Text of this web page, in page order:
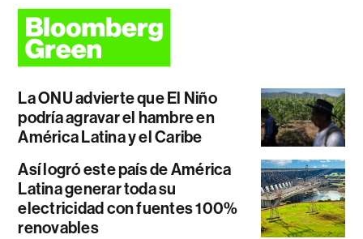
La ONU advierte que El Niño
podría agravar el hambre en
América Latina y el Caribe
Así logró este país de América
Latina generar toda su
electricidad con fuentes 100%
renovables